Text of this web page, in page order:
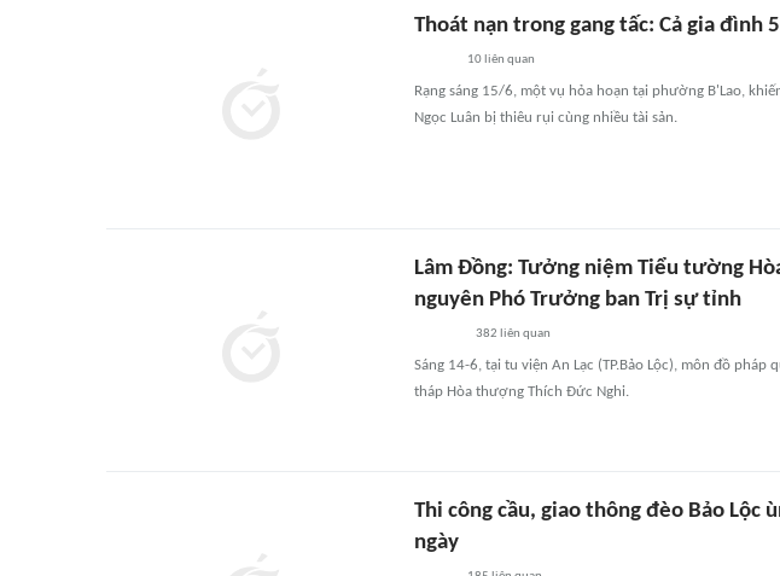
Thoát nạn trong gang tấc: Cả gia đình
10 liên quan
Rạng sáng 15/6, một vụ hỏa hoạn tại phường B'Lao,
Ngọc Luân bị thiêu rụi cùng nhiều tài sản.
Lâm Đồng: Tưởng niệm Tiểu tường
nguyên Phó Trưởng ban Trị sự tỉnh
382 liên quan
Sáng 14-6, tại tu viện An Lạc (TP.Bảo Lộc), môn đồ
tháp Hòa thượng Thích Đức Nghi.
Thi công cầu, giao thông đèo Bảo Lộc
ngày